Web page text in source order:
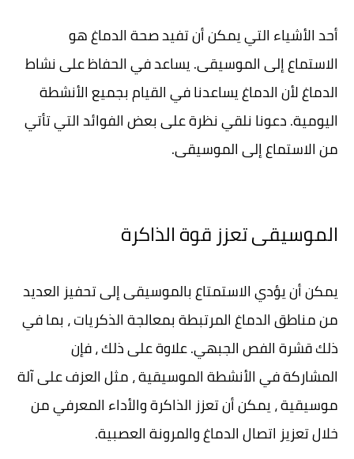
أحد الأشياء التي يمكن أن تفيد صحة الدماغ هو
الاستماع إلى الموسيقى. يساعد في الحفاظ على نشاط
الدماغ لأن الدماغ يساعدنا في القيام بجميع الأنشطة
اليومية. دعونا نلقي نظرة على بعض الفوائد التي تأتي
من الاستماع إلى الموسيقى.
الموسيقى تعزز قوة الذاكرة
يمكن أن يؤدي الاستمتاع بالموسيقى إلى تحفيز العديد
من مناطق الدماغ المرتبطة بمعالجة الذكريات ، بما في
ذلك قشرة الفص الجبهي. علاوة على ذلك ، فإن
المشاركة في الأنشطة الموسيقية ، مثل العزف على آلة
موسيقية ، يمكن أن تعزز الذاكرة والأداء المعرفي من
خلال تعزيز اتصال الدماغ والمرونة العصبية.